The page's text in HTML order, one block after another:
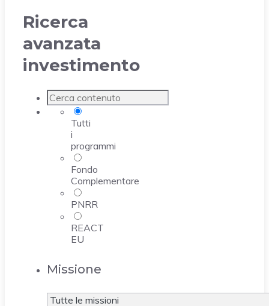
Ricerca
avanzata
investimento
Tutti
i
programmi
Fondo
Complementare
PNRR
REACT
EU
Missione